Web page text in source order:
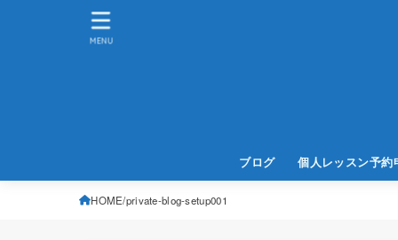
ブログ 個人レッスン予約
MENU
HOME private-blog-setup001